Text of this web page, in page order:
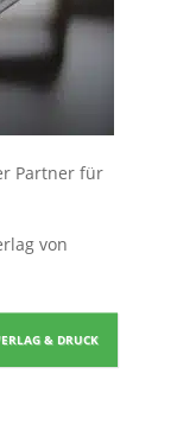
Partner für
von
& DRUCK